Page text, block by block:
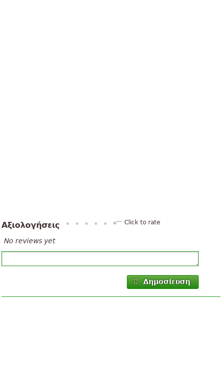
Αξιολογήσεις Click to rate
No reviews yet
Δημοσίευση